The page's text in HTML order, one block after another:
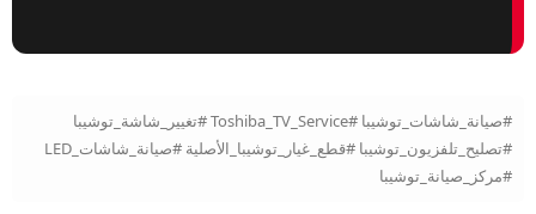
#صيانة_شاشات_توشيبا #Toshiba_TV_Service #تغيير_شاشة_توشيبا
#تصليح_تلفزيون_توشيبا #قطع_غيار_توشيبا_الأصلية #صيانة_شاشات_LED
#مركز_صيانة_توشيبا